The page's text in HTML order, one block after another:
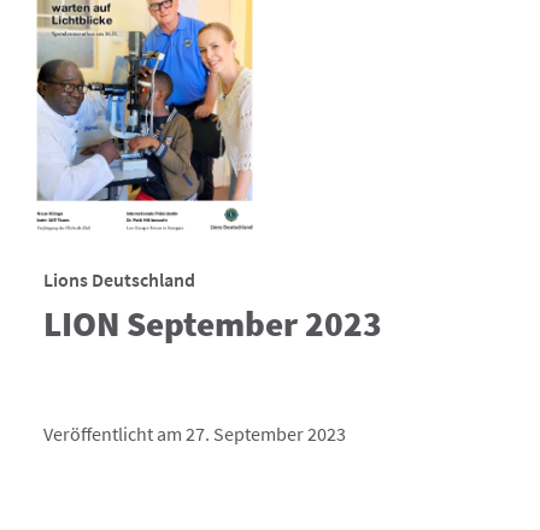
Lions Deutschland
LION September 2023
Veröffentlicht am 27. September 2023